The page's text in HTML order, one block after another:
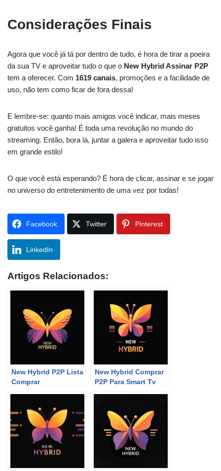
Considerações Finais
Agora que você já tá por dentro de tudo, é hora de tirar a poeira
da sua TV e aproveitar tudo o que o New Hybrid Assinar P2P
tem a oferecer. Com 1619 canais, promoções e a facilidade de
uso, não tem como ficar de fora dessa!
E lembre-se: quanto mais amigos você indicar, mais meses
gratuitos você ganha! É toda uma revolução no mundo do
streaming. Então, bora lá, juntar a galera e aproveitar tudo isso
em grande estilo!
O que você está esperando? É hora de clicar, assinar e se jogar
no universo do entretenimento de uma vez por todas!
Facebook Twitter Pinterest
LinkedIn
Artigos Relacionados:
New Hybrid P2P Lista
Comprar
New Hybrid Comprar
P2P Para Smart Tv